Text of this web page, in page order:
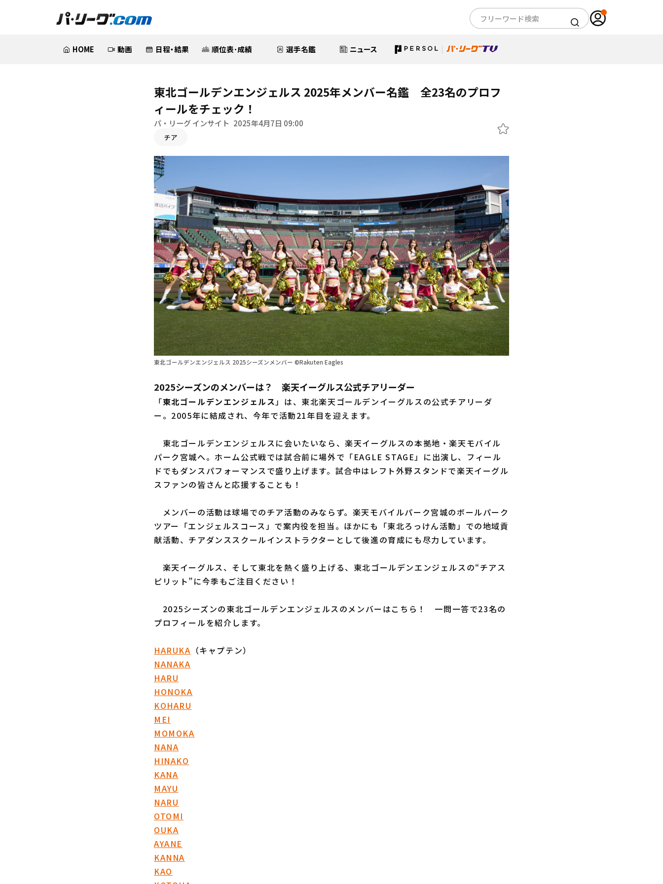
HOME 動画 日程・結果 順位表･成績 選手名鑑 ニュース
東北ゴールデンエンジェルス 2025年メンバー名鑑 全23名のプロフ
ィールをチェック！
パ・リーグ インサイト 2025年4月7日 09:00
チア
東北ゴールデンエンジェルス 2025シーズンメンバー ©Rakuten Eagles
2025シーズンのメンバーは？ 楽天イーグルス公式チアリーダー
「東北ゴールデンエンジェルス」は、東北楽天ゴールデンイーグルスの公式チアリーダ
ー。2005年に結成され、今年で活動21年目を迎えます。
東北ゴールデンエンジェルスに会いたいなら、楽天イーグルスの本拠地・楽天モバイル
パーク宮城へ。ホーム公式戦では試合前に場外で「EAGLE STAGE」に出演し、フィール
ドでもダンスパフォーマンスで盛り上げます。試合中はレフト外野スタンドで楽天イーグル
スファンの皆さんと応援することも！
メンバーの活動は球場でのチア活動のみならず。楽天モバイルパーク宮城のボールパーク
ツアー「エンジェルスコース」で案内役を担当。ほかにも「東北ろっけん活動」での地域貢
献活動、チアダンススクールインストラクターとして後進の育成にも尽力しています。
楽天イーグルス、そして東北を熱く盛り上げる、東北ゴールデンエンジェルスの“チアス
ピリット”に今季もご注目ください！
2025シーズンの東北ゴールデンエンジェルスのメンバーはこちら！ 一問一答で23名の
プロフィールを紹介します。
HARUKA （キャプテン）
NANAKA
HARU
HONOKA
KOHARU
MEI
MOMOKA
NANA
HINAKO
KANA
MAYU
NARU
OTOMI
OUKA
AYANE
KANNA
KAO